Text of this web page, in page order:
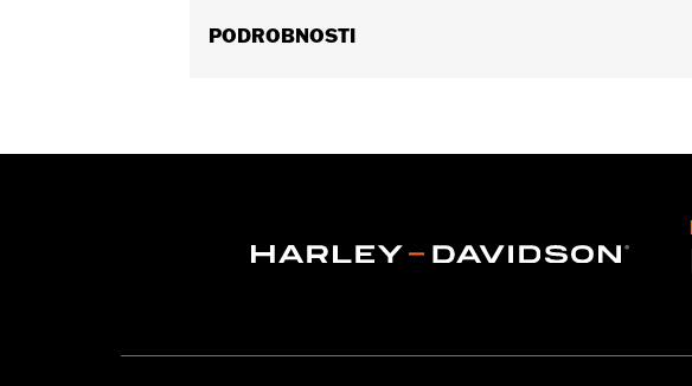
PODROBNOSTI
Sold In Units:Each
Tire Size:160/70B17